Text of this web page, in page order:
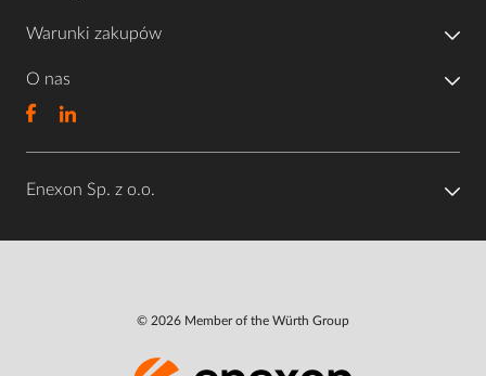
Warunki zakupów
O nas
Enexon Sp. z o.o.
© 2026 Member of the Würth Group